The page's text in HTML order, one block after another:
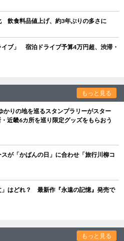
飲食料品値上げ、約3年ぶりの多さに
ブ」 宿泊ドライブ予算4万円超、渋滞・
もっと見る
かりの地を巡るスタンプラリーがスター
近畿6カ所を巡り限定グッズをもらおう
が「かばんの日」に合わせ「旅行川柳コ
」はどれ？ 最新作『永遠の記憶』発売で
もっと見る